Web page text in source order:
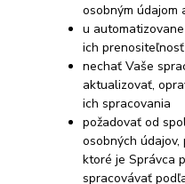
osobným údajom
u
ich prenositeľnosť
nechať Vaše
aktualizovať,
ich spracovania
požadovať od
osobných
ktoré je Správca
spracovávať